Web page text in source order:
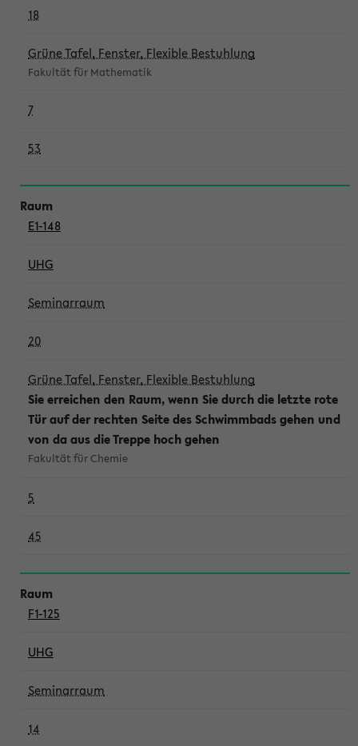
18
Grüne Tafel, Fenster, Flexible Bestuhlung
Fakultät für Mathematik
7
53
E1-148
UHG
Seminarraum
20
Grüne Tafel, Fenster, Flexible Bestuhlung
Sie erreichen den Raum, wenn Sie durch die letzte rote
Tür auf der rechten Seite des Schwimmbads gehen und
von da aus die Treppe hoch gehen
Fakultät für Chemie
5
45
F1-125
UHG
Seminarraum
14